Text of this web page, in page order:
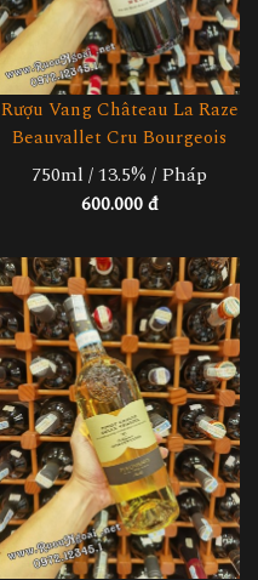
Rượu Vang Château La Raze
Beauvallet Cru Bourgeois
750ml / 13.5% / Pháp
600.000 đ